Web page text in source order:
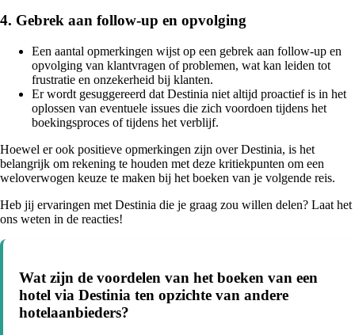
4. Gebrek aan follow-up en opvolging
Een aantal opmerkingen wijst op een gebrek aan follow-up en
opvolging van klantvragen of problemen, wat kan leiden tot
frustratie en onzekerheid bij klanten.
Er wordt gesuggereerd dat Destinia niet altijd proactief is in het
oplossen van eventuele issues die zich voordoen tijdens het
boekingsproces of tijdens het verblijf.
Hoewel er ook positieve opmerkingen zijn over Destinia, is het
belangrijk om rekening te houden met deze kritiekpunten om een
weloverwogen keuze te maken bij het boeken van je volgende reis.
Heb jij ervaringen met Destinia die je graag zou willen delen? Laat het
ons weten in de reacties!
Wat zijn de voordelen van het boeken van een
hotel via Destinia ten opzichte van andere
hotelaanbieders?